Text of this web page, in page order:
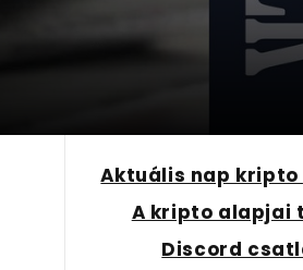
Aktuális nap
A kripto alapjai
Discord